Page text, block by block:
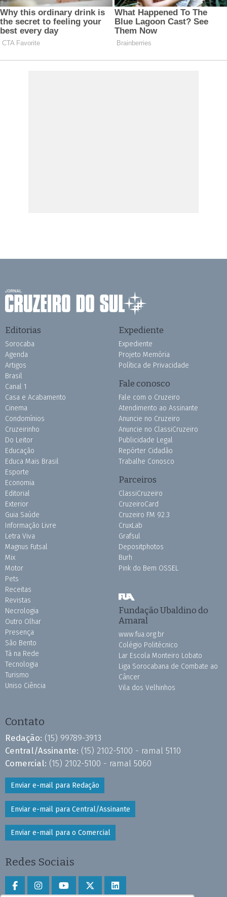
Editorias
Sorocaba
Agenda
Artigos
Brasil
Canal 1
Casa e Acabamento
Cinema
Condomínios
Cruzeirinho
Do Leitor
Educação
Educa Mais Brasil
Esporte
Economia
Editorial
Exterior
Guia Saúde
Informação Livre
Letra Viva
Magnus Futsal
Mix
Motor
Pets
Receitas
Revistas
Necrologia
Outro Olhar
Presença
São Bento
Tá na Rede
Tecnologia
Turismo
Uniso Ciência
Expediente
Expediente
Projeto Memória
Política de Privacidade
Fale conosco
Fale com o Cruzeiro
Atendimento ao Assinante
Anuncie no Cruzeiro
Anuncie no ClassiCruzeiro
Publicidade Legal
Repórter Cidadão
Trabalhe Conosco
Parceiros
ClassiCruzeiro
CruzeiroCard
Cruzeiro FM 92.3
CruxLab
Grafsul
Depositphotos
Burh
Pink do Bem OSSEL
Fundação Ubaldino do
Amaral
www.fua.org.br
Colégio Politécnico
Lar Escola Monteiro Lobato
Liga Sorocabana de Combate ao
Câncer
Vila dos Velhinhos
Contato
Redação: (15) 99789-3913
Central/Assinante: (15) 2102-5100 - ramal 5110
Comercial: (15) 2102-5100 - ramal 5060
Enviar e-mail para Redação
Enviar e-mail para Central/Assinante
Enviar e-mail para o Comercial
Redes Sociais